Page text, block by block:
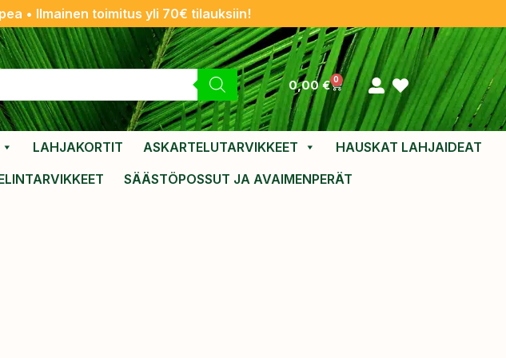
• Ilmainen toimitus yli 70€ tilauksiin!
0,00€ 0
LAHJAKORTIT ASKARTELUTARVIKKEET
HAUSKAT LAHJAIDEAT
SÄÄSTÖPOSSUT JA AVAIMENPERÄT